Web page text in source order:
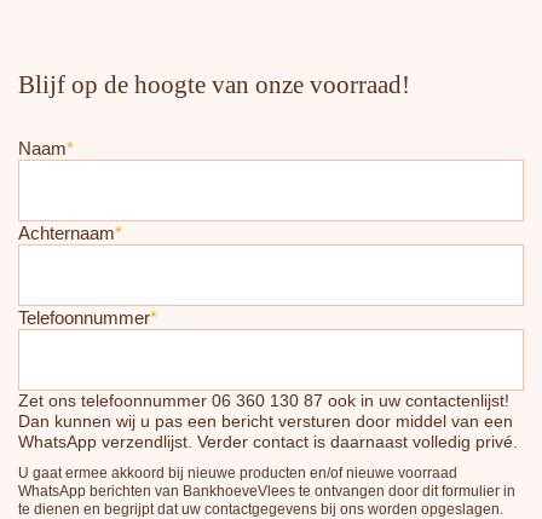
Blijf op de hoogte van onze voorraad!
Naam*
Achternaam*
Telefoonnummer*
Zet ons telefoonnummer 06 360 130 87 ook in uw contactenlijst!
Dan kunnen wij u pas een bericht versturen door middel van een
WhatsApp verzendlijst. Verder contact is daarnaast volledig privé.
U gaat ermee akkoord bij nieuwe producten en/of nieuwe voorraad
WhatsApp berichten van BankhoeveVlees te ontvangen door dit formulier in
te dienen en begrijpt dat uw contactgegevens bij ons worden opgeslagen.